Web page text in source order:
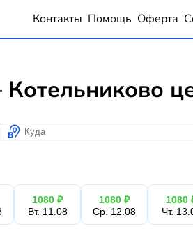
Контакты Помощь Оферта
Куда
1080 ₽
Вт. 11.08
1080 ₽
Ср. 12.08
1080
Чт.